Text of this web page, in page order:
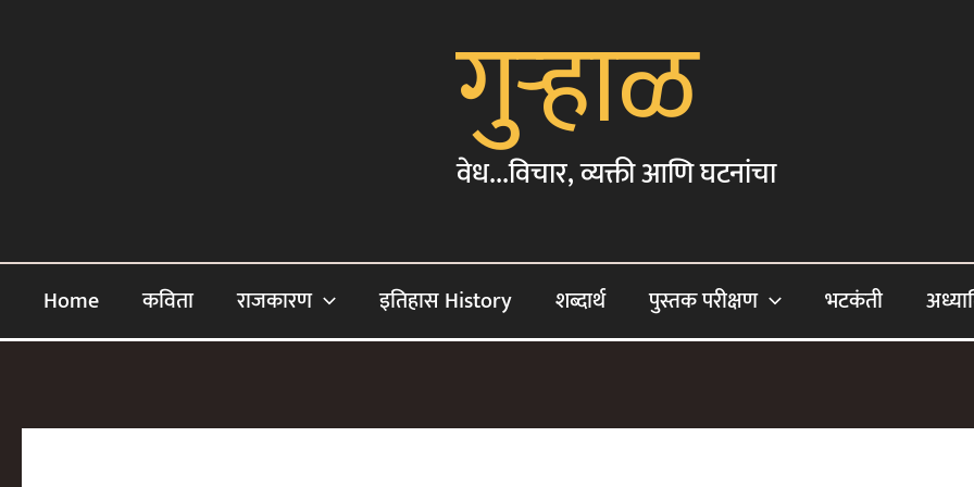
गुऱ्हाळ
वेध...विचार, व्यक्ती आणि घटनांचा
Home कविता राजकारण इतिहास History शब्दार्थ पुस्तक परीक्षण भटकंती